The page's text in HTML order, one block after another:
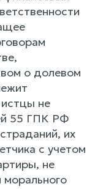
о долевом
не
55 ГПК РФ
их
с учетом
не